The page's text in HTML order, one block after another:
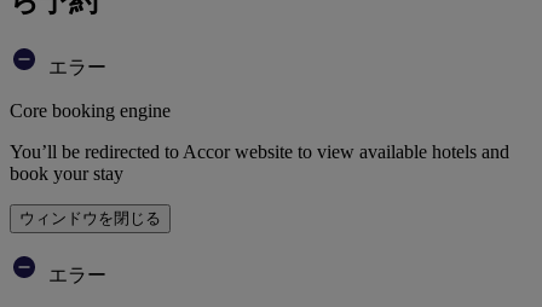
エラー
Core booking engine
You’ll be redirected to Accor website to view available hotels and
book your stay
ウィンドウを閉じる
エラー